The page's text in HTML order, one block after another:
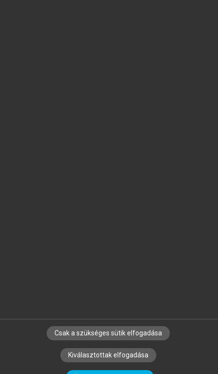
SZERZŐKNEK CÉGEKNEK KÖNYVTÁROSOKNAK
SZERKESZTÉSI ÉS LEKTORÁLÁSI ALAPELVEK
Csak a szükséges sütik elfogadása
Kiválasztottak elfogadása